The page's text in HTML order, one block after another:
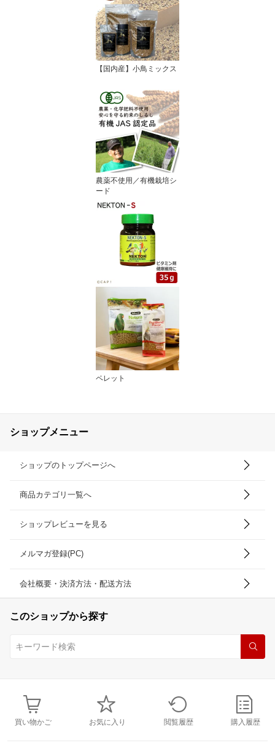
【国内産】小鳥ミックス
農薬不使用／有機栽培シ
ード
ペレット
ショップメニュー
ショップのトップページへ
商品カテゴリ一覧へ
ショップレビューを見る
メルマガ登録(PC)
会社概要・決済方法・配送方法
このショップから探す
買い物かご お気に入り 閲覧履歴 購入履歴